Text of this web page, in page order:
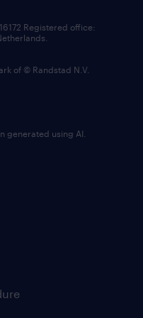
Registered office:
of © Randstad N.V.
generated using AI.